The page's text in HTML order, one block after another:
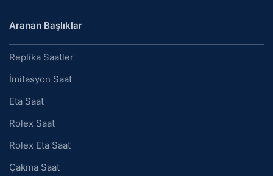
Aranan Başlıklar
Replika Saatler
İmitasyon Saat
Eta Saat
Rolex Saat
Rolex Eta Saat
Çakma Saat